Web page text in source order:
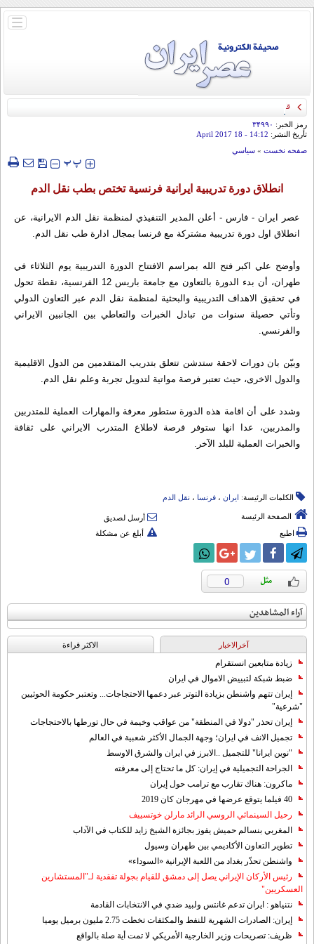
باز
قائد الحرس الثوري: إيران ستدمر أمريكا وإسرائيل والسعودية إذا تجاوزت خطوط طهران
الحمراء
رمز الخبر: ۳۴۹۹۰
تأريخ النشر: 14:12
- 18 April 2017
صفحه نخست » سياسي
‍‍‍ پپ
انطلاق دورة تدريبية ايرانية فرنسية تختص بطب نقل الدم
عصر ايران - فارس - أعلن المدير التنفيذي لمنظمة نقل الدم الايرانية، عن
انطلاق اول دورة تدريبية مشتركة مع فرنسا بمجال ادارة طب نقل الدم.
وأوضح علي اكبر فتح الله بمراسم الافتتاح الدورة التدريبية يوم الثلاثاء في
طهران، أن بدء الدورة بالتعاون مع جامعة باريس 12 الفرنسية، نقطة تحول
في تحقيق الاهداف التدريبية والبحثية لمنظمة نقل الدم عبر التعاون الدولي
وتأتي حصيلة سنوات من تبادل الخبرات والتعاطي بين الجانبين الايراني
والفرنسي.
وبيّن بان دورات لاحقة ستدشن تتعلق بتدريب المتقدمين من الدول الاقليمية
والدول الاخرى، حيث تعتبر فرصة مواتية لتدويل تجربة وعلم نقل الدم.
وشدد على أن اقامة هذه الدورة ستطور معرفة والمهارات العملية للمتدربين
والمدربين، عدا انها ستوفر فرصة لاطلاع المتدرب الايراني على ثقافة
والخبرات العملية للبلد الآخر.
الكلمات الرئيسة: ایران ، فرنسا ، نقل الدم
الصفحة الرئيسة
أرسل لصديق
اطبع
أبلغ عن مشكلة
0
آراء المشاهدين
آخرالاخبار الاکثر قراءة
زيادة متابعين انستقرام
ضبط شبكة لتبييض الاموال في ايران
إيران تتهم واشنطن بزيادة التوتر عبر دعمها الاحتجاجات... وتعتبر حكومة الحوثيين
"شرعية"
إيران تحذر "دولا في المنطقة" من عواقب وخيمة في حال تورطها بالاحتجاجات
تجميل الانف في ايران؛ وجهة الجمال الأكثر شعبية في العالم
"نوين ايرانا" للتجميل ..الابرز في ايران والشرق الاوسط
الجراحة التجميلية في إيران: كل ما تحتاج إلى معرفته
ماكرون: هناك تقارب مع ترامب حول إيران
40 فيلما يتوقع عرضها في مهرجان كان 2019
رحيل السينمائي الروسي الرائد مارلن خوتسييف
المغربي بنسالم حميش يفوز بجائزة الشيخ زايد للكتاب في الآداب
تطوير التعاون الأكاديمي بين طهران وسيول
واشنطن تحذّر بغداد من اللعبة الإيرانية «السوداء»
رئيس الأركان الإيراني يصل إلى دمشق للقيام بجولة تفقدية لـ"المستشارين
العسكريين"
نتنياهو : ايران تدعم غانتس ولبيد ضدي في الانتخابات القادمة
إيران: الصادرات الشهریة للنفط والمكثفات تخطت 2.75 مليون برميل يوميا
ظريف: تصريحات وزير الخارجية الأمريكي لا تمت أية صلة بالواقع